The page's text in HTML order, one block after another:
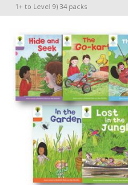
1+ to Level 9) 34 packs